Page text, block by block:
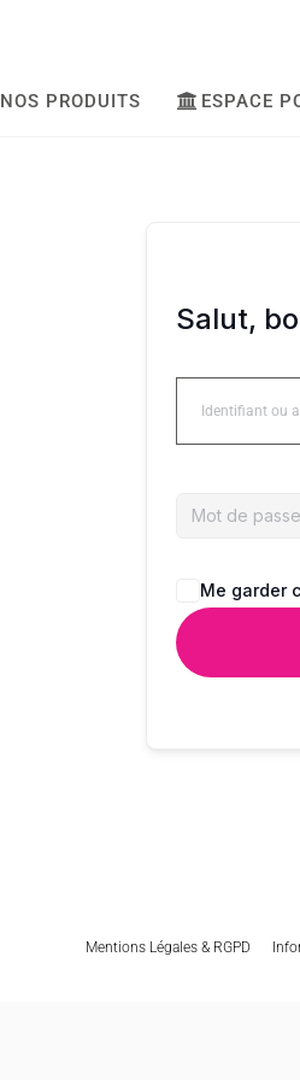
NOS PRODUITS ESPACE
Salut,
Me garder
Mentions Légales & RGPD